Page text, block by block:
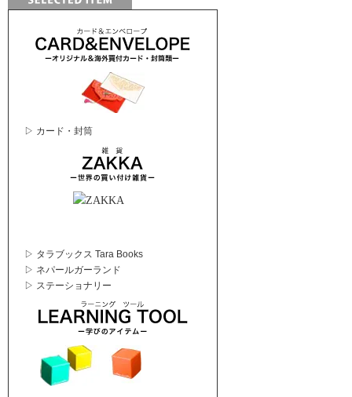
▷ カード・封筒
▷ タラブックス Tara Books
▷ ネパールガーランド
▷ ステーショナリー